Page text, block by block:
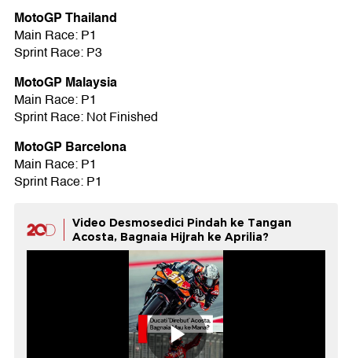
MotoGP Thailand
Main Race: P1
Sprint Race: P3
MotoGP Malaysia
Main Race: P1
Sprint Race: Not Finished
MotoGP Barcelona
Main Race: P1
Sprint Race: P1
Video Desmosedici Pindah ke Tangan
Acosta, Bagnaia Hijrah ke Aprilia?